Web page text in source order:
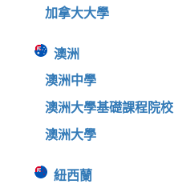
加拿大大學
澳洲
澳洲中學
澳洲大學基礎課程院校
澳洲大學
紐西蘭